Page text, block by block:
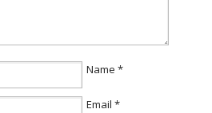
Name *
Email *